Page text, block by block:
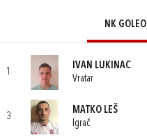
NK GOLEO
1
IVAN LUKINAC
Vratar
3
MATKO LEŠ
Igrač